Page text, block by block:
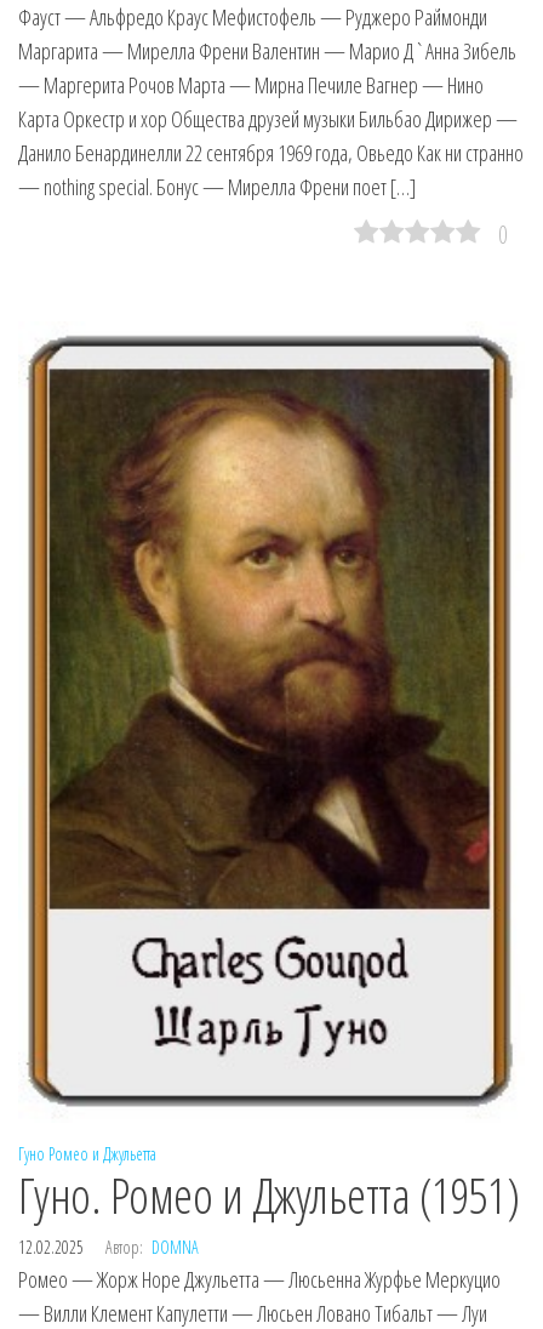
Фауст — Альфредо Краус Мефистофель — Руджеро Раймонди
Маргарита — Мирелла Френи Валентин — Марио Д`Анна Зибель
— Маргерита Рочов Марта — Мирна Печиле Вагнер — Нино
Карта Оркестр и хор Общества друзей музыки Бильбао Дирижер —
Данило Бенардинелли 22 сентября 1969 года, Овьедо Как ни странно
— nothing special. Бонус — Мирелла Френи поет […]
0
Гуно Ромео и Джульетта
Гуно. Ромео и Джульетта (1951)
12.02.2025 Автор: DOMNA
Ромео — Жорж Норе Джульетта — Люсьенна Журфье Меркуцио
— Вилли Клемент Капулетти — Люсьен Ловано Тибальт — Луи